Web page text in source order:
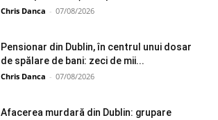
Chris Danca - 07/08/2026
Pensionar din Dublin, în centrul unui dosar
de spălare de bani: zeci de mii...
Chris Danca - 07/08/2026
Afacerea murdară din Dublin: grupare